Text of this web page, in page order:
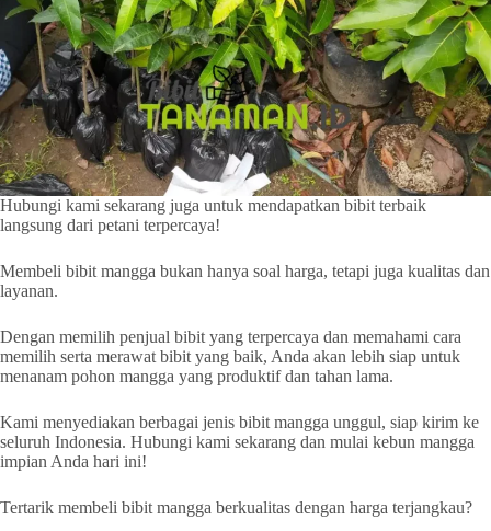
Hubungi kami sekarang juga untuk mendapatkan bibit terbaik
langsung dari petani terpercaya!
Membeli bibit mangga bukan hanya soal harga, tetapi juga kualitas dan
layanan.
Dengan memilih penjual bibit yang terpercaya dan memahami cara
memilih serta merawat bibit yang baik, Anda akan lebih siap untuk
menanam pohon mangga yang produktif dan tahan lama.
Kami menyediakan berbagai jenis bibit mangga unggul, siap kirim ke
seluruh Indonesia. Hubungi kami sekarang dan mulai kebun mangga
impian Anda hari ini!
Tertarik membeli bibit mangga berkualitas dengan harga terjangkau?